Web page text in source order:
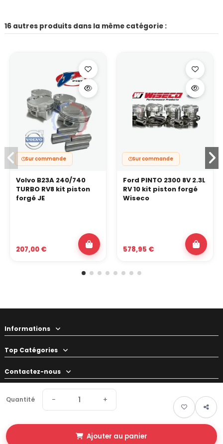
Quantité − +
Ajouter au panier
16 autres produits dans la même catégorie :
Sur commande
Volvo B23A 240/740
TURBO RV8 kit piston
forgé JE
207,00 €
Sur commande
Ford PINTO 2300 8V 2.3L
RV 10 kit piston forgé
Wiseco
578,95 €
Informations
Top Catégories
Contactez-nous
Votre préparateur